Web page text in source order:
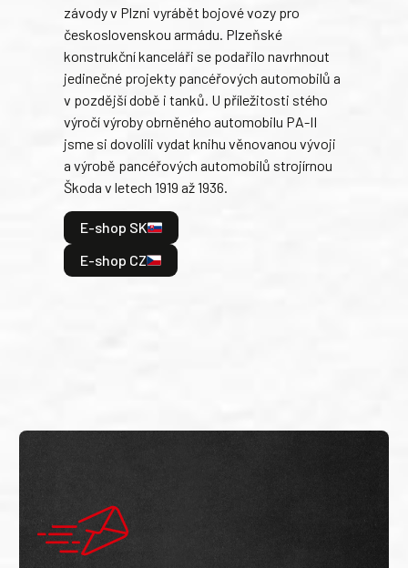
závody v Plzni vyrábět bojové vozy pro
československou armádu. Plzeňské
konstrukční kanceláři se podařilo navrhnout
jedinečné projekty pancéřových automobilů a
v pozdější době i tanků. U příležitosti stého
výročí výroby obrněného automobilu PA-II
jsme si dovolili vydat knihu věnovanou vývoji
a výrobě pancéřových automobilů strojírnou
Škoda v letech 1919 až 1936.
E-shop SK
E-shop CZ